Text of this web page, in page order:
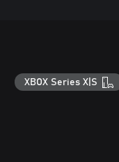
XBOX Series X|S